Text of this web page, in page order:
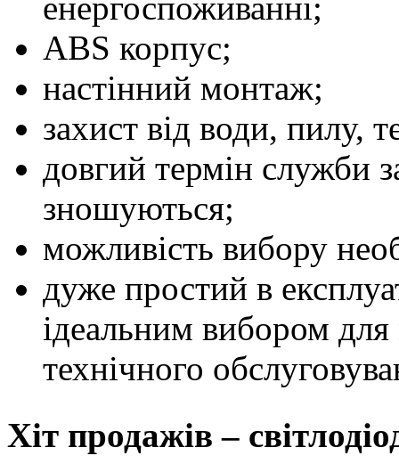
ABS корпус;
настінний монтаж;
захист від води, пилу,
довгий термін служби
зношуються;
можливість вибору
дуже простий в
ідеальним вибором для
технічного
Хіт продажів –